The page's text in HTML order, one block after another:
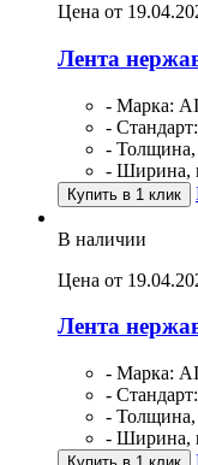
Цена от
Лента
- Марка:
-
- Толщина,
- Ширина,
Купить в 1 клик
В наличии
Цена от
Лента
- Марка:
-
-
- Ширина,